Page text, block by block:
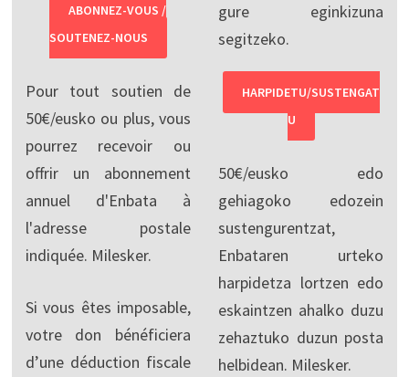
ABONNEZ-VOUS /
SOUTENEZ-NOUS
Pour tout soutien de
50€/eusko ou plus, vous
pourrez recevoir ou
offrir un abonnement
annuel d'Enbata à
l'adresse postale
indiquée. Milesker.
Si vous êtes imposable,
votre don bénéficiera
d’une déduction fiscale
gure eginkizuna
segitzeko.
HARPIDETU/SUSTENGAT
U
50€/eusko edo
gehiagoko edozein
sustengurentzat,
Enbataren urteko
harpidetza lortzen edo
eskaintzen ahalko duzu
zehaztuko duzun posta
helbidean. Milesker.